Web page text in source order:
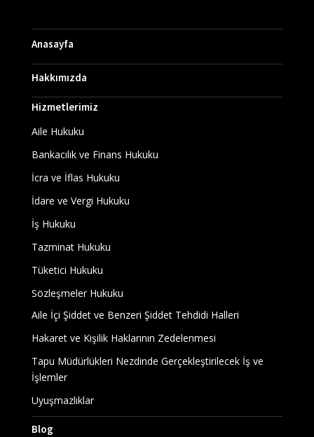
Anasayfa
Hakkımızda
Hizmetlerimiz
Aile Hukuku
Bankacılık ve Finans Hukuku
İcra ve İflas Hukuku
İdare ve Vergi Hukuku
İş Hukuku
Tazminat Hukuku
Tüketici Hukuku
Sözleşmeler Hukuku
Aile İçi Şiddet ve Benzeri Şiddet Tehdidi Halleri
Hakaret ve Kişilik Haklarının Zedelenmesi
Tapu Müdürlükleri Nezdinde Gerçekleştirilecek İş ve
İşlemler
Uyuşmazlıklar
Blog